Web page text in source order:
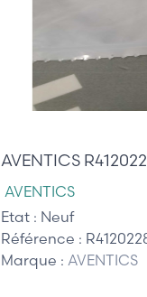
AVENTICS
AVENTICS
Etat : Neuf
Référence :
Marque : AVENTICS